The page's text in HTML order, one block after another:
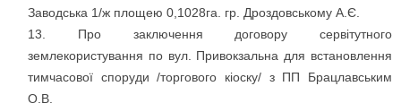
Заводська 1/ж площею 0,1028га. гр. Дроздовському А.Є.
Про заключення договору сервітутного
землекористування по вул. Привокзальна для встановлення
тимчасової споруди /торгового кіоску/ з ПП Брацлавським
О.В.